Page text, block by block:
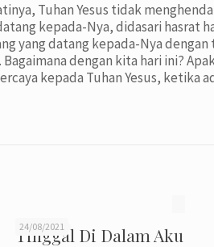
Tuhan Yesus tidak
kepada-Nya, didasari hasrat
yang datang kepada-Nya
dengan kita hari ini?
kepada Tuhan Yesus, ketika
24/08/2021
Tinggal Di Dalam Aku